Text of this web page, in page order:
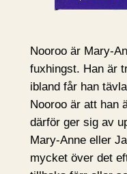
Nooroo är Mary-
fuxhingst. Han är
ibland får han
Nooroo är att han
därför ger sig av
Mary-Anne eller
mycket över det